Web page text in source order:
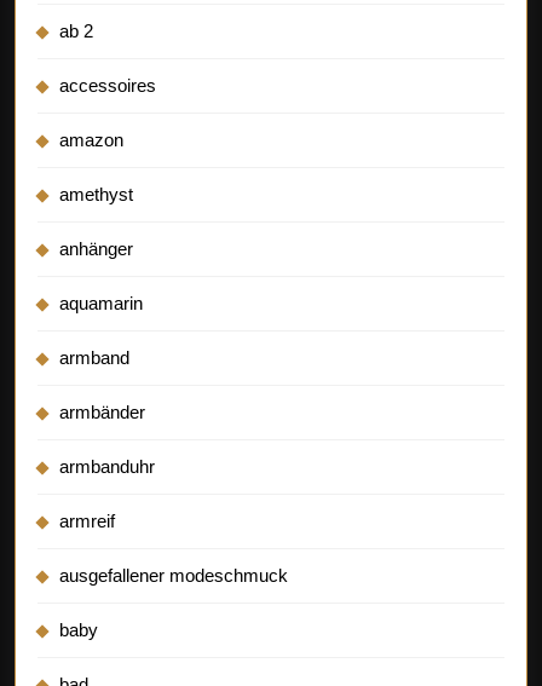
ab 2
accessoires
amazon
amethyst
anhänger
aquamarin
armband
armbänder
armbanduhr
armreif
ausgefallener modeschmuck
baby